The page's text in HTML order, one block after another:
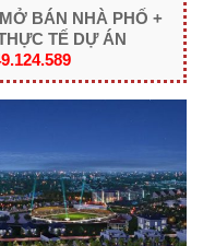
BÁN NHÀ PHỐ +
TẾ DỰ ÁN